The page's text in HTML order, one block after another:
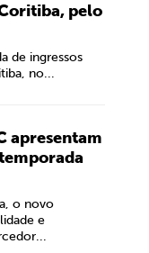
pelo
de ingressos
no...
apresentam
o novo
e